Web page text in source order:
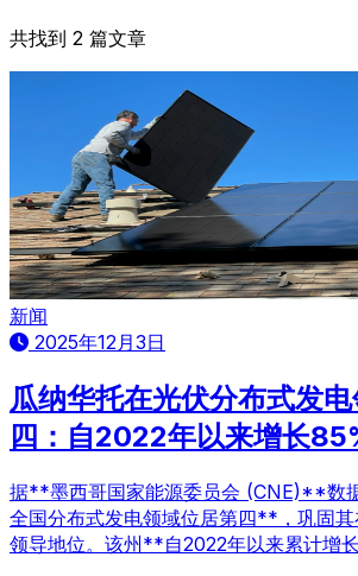
共找到 2 篇文章
新闻
2025年12月3日
瓜纳华托在光伏分布式发
四：自2022年以来增长
据**墨西哥国家能源委员会 (CNE)**数
全国分布式发电领域位居第四**，巩固
领导地位。该州**自2022年以来累计增